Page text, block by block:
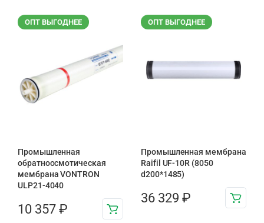
ОПТ ВЫГОДНЕЕ
Промышленная
обратноосмотическая
мембрана VONTRON
ULP21-4040
10 357 ₽
ОПТ ВЫГОДНЕЕ
Промышленная мембрана
Raifil UF-10R (8050
d200*1485)
36 329 ₽